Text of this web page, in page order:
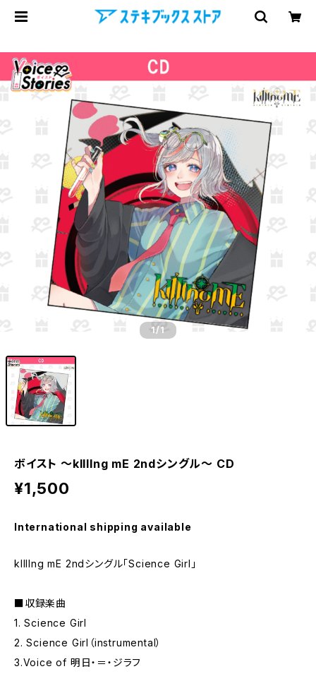
1/1
ボイスト ～kIllIng mE 2ndシングル～ CD
¥1,500
International shipping available
kIllIng mE 2ndシングル「Science Girl」
■収録楽曲
1. Science Girl
2. Science Girl（instrumental）
3.Voice of 明日・＝・ジラフ